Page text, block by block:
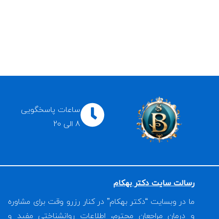
ساعات پاسخگویی
8 الی 20
رسالت سایت دکتر بهکام
ما در وبسایت “دکتر بهکام” در کنار رزرو وقت برای مشاوره
و درمان مراجعان محترم، اطلاعات روانشناختی مفید و